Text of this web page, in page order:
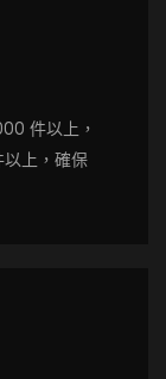
件以上，
上，確保